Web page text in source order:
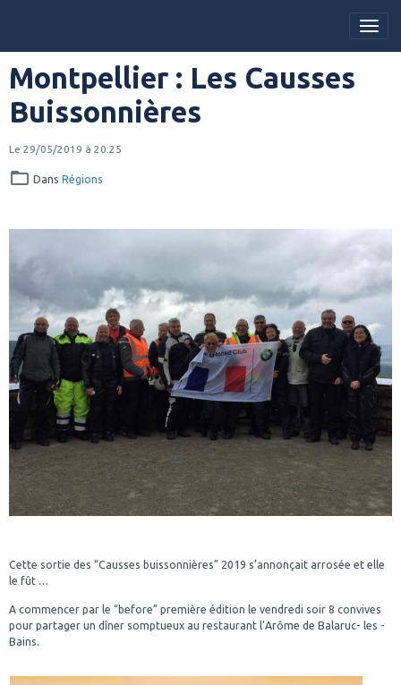
Montpellier : Les Causses
Buissonnières
Le 29/05/2019 à 20:25
Dans Régions
Cette sortie des “Causses buissonnières” 2019 s’annonçait arrosée et elle
le fût …
A commencer par le “before” première édition le vendredi soir 8 convives
pour partager un dîner somptueux au restaurant l’Arôme de Balaruc- les -
Bains.